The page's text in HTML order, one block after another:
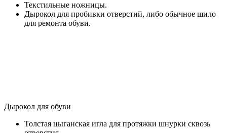
Текстильные ножницы.
Дырокол для пробивки отверстий, либо обычное шило
для ремонта обуви.
Дырокол для обуви
Толстая цыганская игла для протяжки шнурки сквозь